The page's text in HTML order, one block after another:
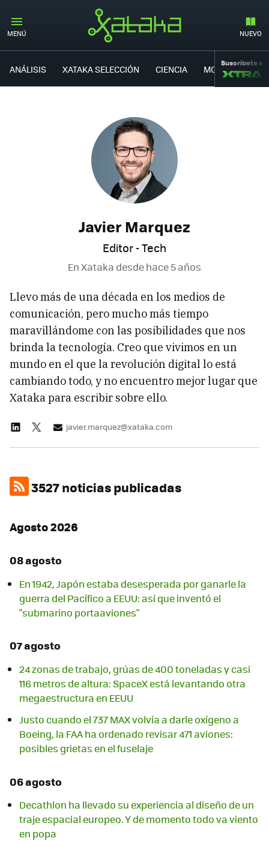
MENÚ NUEVO
ANÁLISIS XATAKA SELECCIÓN CIENCIA MOVILIDAD
Suscríbete a
Javier Marquez
Editor - Tech
En Xataka desdehace 5 años
Llevo más de una década en los medios de
comunicación, pero mucho más tiempo
maravillándome con las posibilidades que nos
brinda la tecnología. Creo que vivimos en un
mundo en el que la revolución digital lo está
cambiando todo, y no encuentro mejor lugar que
Xataka para escribir sobre ello.
javier.marquez@xataka.com
3527 noticias publicadas
Agosto 2026
08 agosto
En 1942, Japón estaba desesperada por ganarle la
guerra del Pacífico a EEUU: así que inventó el
"submarino portaaviones"
07 agosto
24 zonas de trabajo, grúas de 400 toneladas y casi
116 metros de altura: SpaceX está levantando otra
megaestructura en EEUU
Justo cuando el 737 MAX volvía a darle oxígeno a
Boeing, la FAA ha ordenado revisar 471 aviones:
posibles grietas en el fuselaje
06 agosto
Decathlon ha llevado su experiencia al diseño de un
traje espacial europeo. Y de momento todo va viento
en popa